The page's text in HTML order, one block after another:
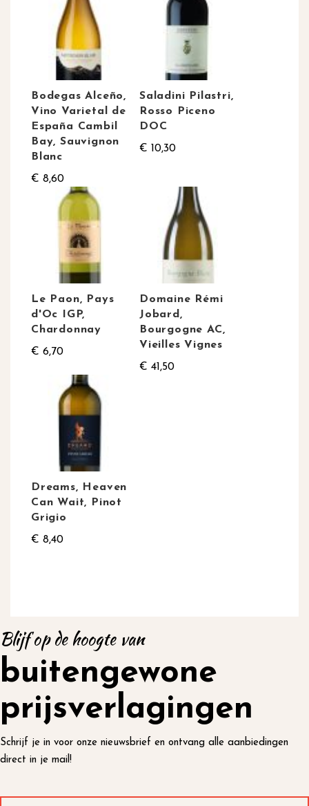
Bodegas Alceño,
Vino Varietal de
España Cambil
Bay, Sauvignon
Blanc
€ 8,60
Saladini Pilastri,
Rosso Piceno
DOC
€ 10,30
Le Paon, Pays
d'Oc IGP,
Chardonnay
€ 6,70
Domaine Rémi
Jobard,
Bourgogne AC,
Vieilles Vignes
€ 41,50
Dreams, Heaven
Can Wait, Pinot
Grigio
€ 8,40
Blijf op de hoogte van
buitengewone
prijsverlagingen
Schrijf je in voor onze nieuwsbrief en ontvang alle aanbiedingen
direct in je mail!